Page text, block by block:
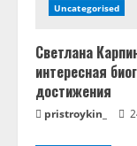
Uncategorised
Светлана
интересная
достижения
pristroykin_